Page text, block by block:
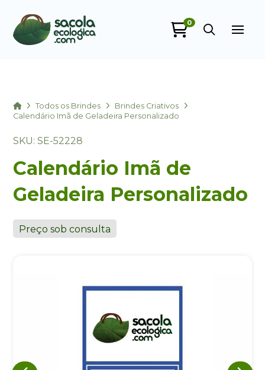
0
HomeTodos os Brindes
Brindes Criativos
Calendário Imã de Geladeira Personalizado
SKU: SE-52228
Calendário Imã de
Geladeira Personalizado
Preço sob consulta
A nossa empresa está comprometida a proteger e respeitar
sua privacidade, utilizaremos seus dados apenas para fins
de marketing. Você pode alterar suas preferências a